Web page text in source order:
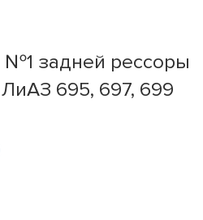
задней рессоры
695, 697, 699